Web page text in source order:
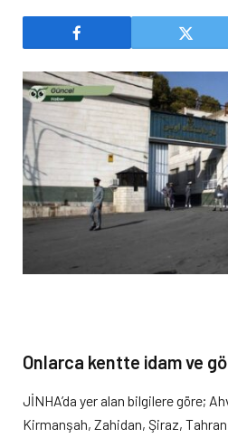
Onlarca kentte idam ve
JİNHA’da yer alan bilgilere göre;
Kirmanşah, Zahidan, Şiraz,